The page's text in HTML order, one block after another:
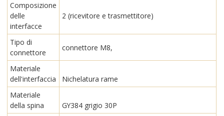
Composizione
delle
interfacce
2 (ricevitore e trasmettitore)
Tipo di
connettore
connettore M8,
Materiale
dell'interfaccia
Nichelatura rame
Materiale
della spina
GY384 grigio 30P